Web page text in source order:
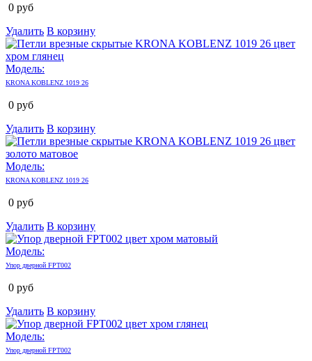
0 руб
Удалить В корзину
Модель:
KRONA KOBLENZ 1019 26
0 руб
Удалить В корзину
Модель:
KRONA KOBLENZ 1019 26
0 руб
Удалить В корзину
Модель:
Упор дверной FPT002
0 руб
Удалить В корзину
Модель:
Упор дверной FPT002